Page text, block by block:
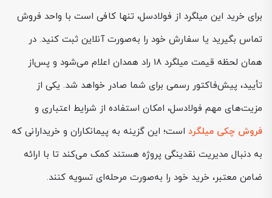
برای خرید این میلگرد از فولادسل، تنها کافی است با واحد فروش
تماس بگیرید یا سفارش خود را به‌صورت آنلاین ثبت کنید. در
همان لحظه قیمت میلگرد 18 راد همدان اعلام می‌شود و پس‌از
تأیید، پیش‌فاکتور رسمی برای شما صادر خواهد شد. یکی از
مزیت‌های مهم فولادسل، امکان استفاده از شرایط اعتباری و
فروش چکی میلگرد است؛ این گزینه به پیمانکاران و خریدارانی که
به دنبال مدیریت نقدینگی پروژه هستند کمک می‌کند تا با ارائه
ضامن معتبر، خرید خود را به‌صورت مرحله‌ای تسویه کنند.